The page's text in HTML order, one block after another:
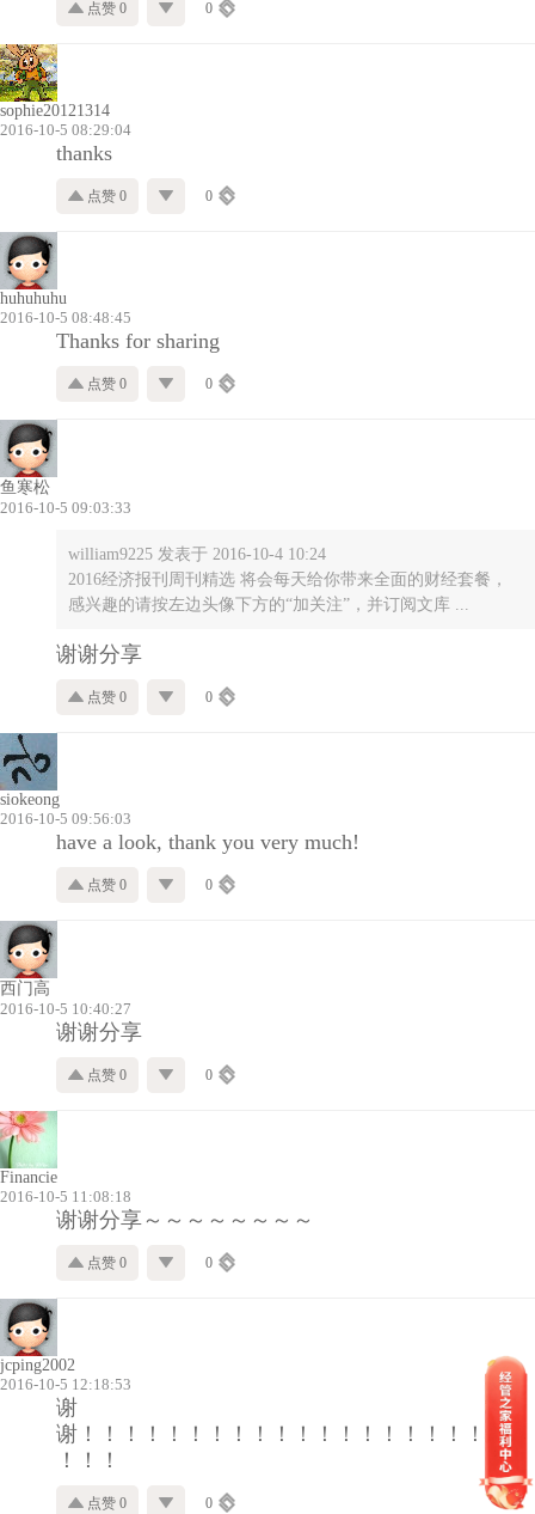
点赞 0 0
sophie20121314
2016-10-5 08:29:04
thanks
点赞 0 0
huhuhuhu
2016-10-5 08:48:45
Thanks for sharing
点赞 0 0
鱼寒松
2016-10-5 09:03:33
william9225 发表于 2016-10-4 10:24
2016经济报刊周刊精选 将会每天给你带来全面的财经套餐，
感兴趣的请按左边头像下方的“加关注”，并订阅文库 ...
谢谢分享
点赞 0 0
siokeong
2016-10-5 09:56:03
have a look, thank you very much!
点赞 0 0
西门高
2016-10-5 10:40:27
谢谢分享
点赞 0 0
Financie
2016-10-5 11:08:18
谢谢分享～～～～～～～～
点赞 0 0
jcping2002
2016-10-5 12:18:53
谢
谢！！！！！！！！！！！！！！！！！！！！！
！！！
点赞 0 0